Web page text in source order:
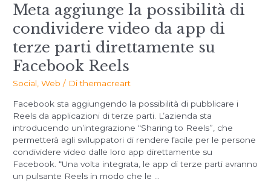
Meta aggiunge la possibilità di
condividere video da app di
terze parti direttamente su
Facebook Reels
Social,Web / Dithemacreart
Facebook sta aggiungendo la possibilità di pubblicare i
Reels da applicazioni di terze parti. L’azienda sta
introducendo un’integrazione “Sharing to Reels”, che
permetterà agli sviluppatori di rendere facile per le persone
condividere video dalle loro app direttamente su
Facebook. “Una volta integrata, le app di terze parti avranno
un pulsante Reels in modo che le …